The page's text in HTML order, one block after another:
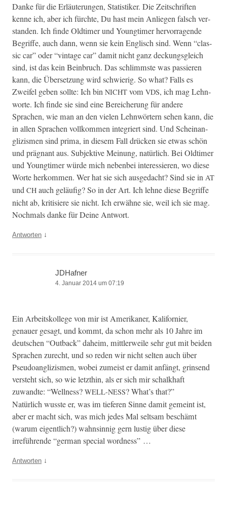
Danke für die Erläuterun­gen, Sta­tis­tik­er. Die Zeitschriften
kenne ich, aber ich fürchte, Du hast mein Anliegen falsch ver­
standen. Ich finde Old­timer und Young­timer her­vor­ra­gende
Begriffe, auch dann, wenn sie kein Englisch sind. Wenn “clas­
sic car” oder “vin­tage car” damit nicht ganz deck­ungs­gle­ich
sind, ist das kein Bein­bruch. Das schlimm­ste was passieren
kann, die Über­set­zung wird schwierig. So what? Falls es
Zweifel geben sollte: Ich bin NICHT vom VDS, ich mag Lehn­
worte. Ich finde sie sind eine Bere­icherung für andere
Sprachen, wie man an den vie­len Lehn­wörtern sehen kann, die
in allen Sprachen vol­lkom­men inte­gri­ert sind. Und Scheinan­
glizis­men sind pri­ma, in diesem Fall drück­en sie etwas schön
und präg­nant aus. Sub­jek­tive Mei­n­ung, natür­lich. Bei Old­timer
und Young­timer würde mich neben­bei inter­essieren, wo diese
Worte herkom­men. Wer hat sie sich aus­gedacht? Sind sie in AT
und CH auch geläu­fig? So in der Art. Ich lehne diese Begriffe
nicht ab, kri­tisiere sie nicht. Ich erwähne sie, weil ich sie mag.
Nochmals danke für Deine Antwort.
Antworten ↓
JDHafner
4. Januar 2014 um 07:19
Ein Arbeit­skol­lege von mir ist Amerikan­er, Kali­fornier,
genauer gesagt, und kommt, da schon mehr als 10 Jahre im
deutschen “Out­back” daheim, mit­tler­weile sehr gut mit bei­den
Sprachen zurecht, und so reden wir nicht sel­ten auch über
Pseudoan­glizis­men, wobei zumeist er damit anfängt, grin­send
ver­ste­ht sich, so wie let­zthin, als er sich mir schalkhaft
zuwandte: “Well­ness? WELL-NESS? What’s that?”
Natür­lich wusste er, was im tief­er­en Sinne damit gemeint ist,
aber er macht sich, was mich jedes Mal selt­sam beschämt
(warum eigentlich?) wahnsin­nig gern lustig über diese
irreführende “ger­man spe­cial wordness” …
Antworten ↓